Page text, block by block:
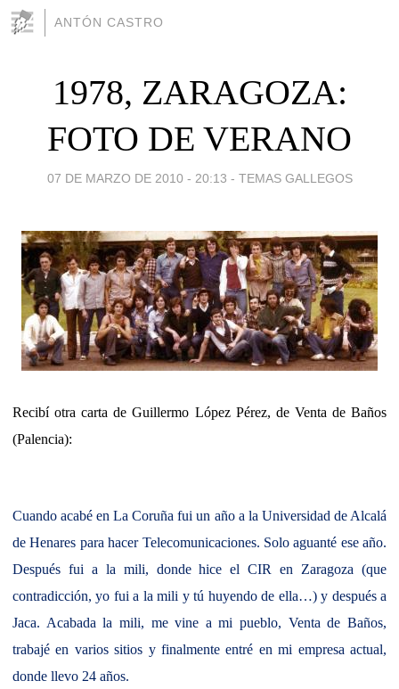
ANTÓN CASTRO
1978, ZARAGOZA:
FOTO DE VERANO
07 DE MARZO DE 2010 - 20:13 - TEMAS GALLEGOS
Recibí otra carta de Guillermo López Pérez, de Venta de Baños
(Palencia):
Cuando acabé en La Coruña fui un año a la Universidad de Alcalá
de Henares para hacer Telecomunicaciones. Solo aguanté ese año.
Después fui a la mili, donde hice el CIR en Zaragoza (que
contradicción, yo fui a la mili y tú huyendo de ella…) y después a
Jaca. Acabada la mili, me vine a mi pueblo, Venta de Baños,
trabajé en varios sitios y finalmente entré en mi empresa actual,
donde llevo 24 años.